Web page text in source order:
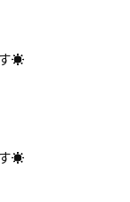
☀
☀